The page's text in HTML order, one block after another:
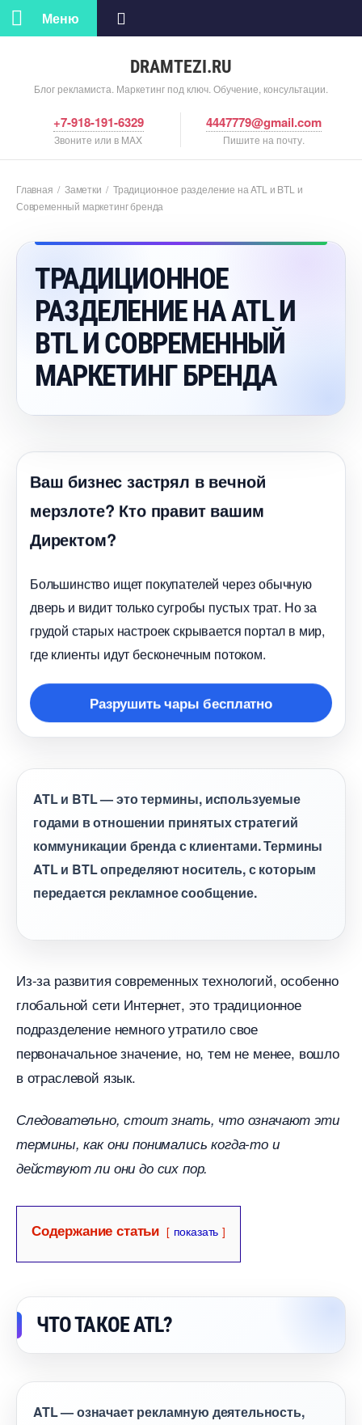
DRAMTEZI.RU
Блог рекламиста. Маркетинг под ключ. Обучение, консультации.
Меню
+7-918-191-6329
Звоните или в MAX
4447779@gmail.com
Пишите на почту.
Главная / Заметки / Традиционное разделение на ATL и BTL и
Современный маркетинг бренда
ТРАДИЦИОННОЕ
РАЗДЕЛЕНИЕ НА ATL И
BTL И СОВРЕМЕННЫЙ
МАРКЕТИНГ БРЕНДА
аш бизнес застрял в вечной
мерзлоте? Кто правит вашим
Директом?
Большинство ищет покупателей через обычную
дверь и видит только сугробы пустых трат. Но за
рудой старых настроек скрывается портал в мир,
де клиенты идут бесконечным потоком.
Разрушить чары бесплатно
ATL и BTL — это термины, используемые
одами в отношении принятых стратегий
коммуникации бренда с клиентами. Термины
ATL и BTL определяют носитель, с которым
передается рекламное сообщение.
Из-за развития современных технологий, особенно
лобальной сети Интернет, это традиционное
подразделение немного утратило свое
первоначальное значение, но, тем не менее, вошло
отраслевой язык.
Следовательно, стоит знать, что означают эти
термины, как они понимались когда-то и
действуют ли они до сих пор.
Содержание статьи показать
ЧТО ТАКОЕ ATL?
ATL — означает рекламную деятельность,